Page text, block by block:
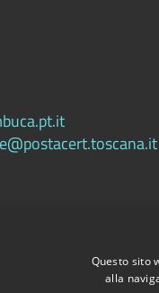
Questo sito
alla